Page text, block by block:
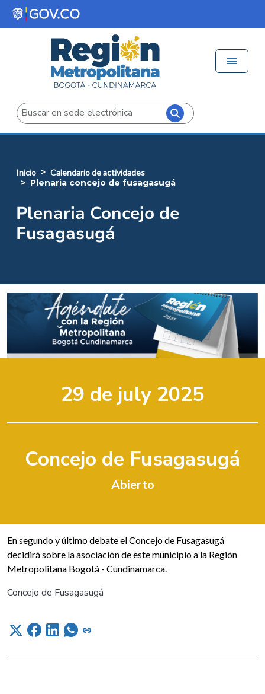
Pasar al contenido principal
Buscar
inicio calendario de actividades
plenaria concejo de fusagasugá
Plenaria Concejo de
Fusagasugá
29 de july 2025
Concejo de Fusagasugá
Abierto
En segundo y último debate el Concejo de Fusagasugá
decidirá sobre la asociación de este municipio a la Región
Metropolitana Bogotá - Cundinamarca.
Concejo de Fusagasugá